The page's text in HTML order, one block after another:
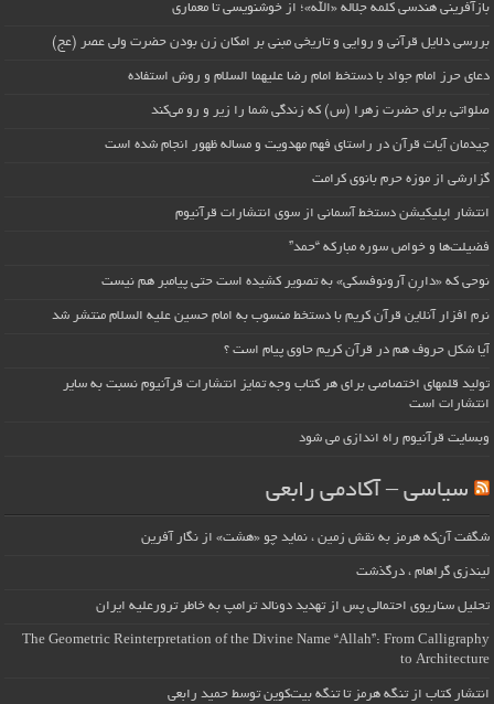
بازآفرینی هندسی کلمه جلاله «الله»؛ از خوشنویسی تا معماری
بررسی دلایل قرآنی و روایی و تاریخی مبنی بر امکان زن بودن حضرت ولی عصر (عج)
دعای حرز امام جواد با دستخط امام رضا علیهما السلام و روش استفاده
صلواتی برای حضرت زهرا (س) که زندگی شما را زیر و رو می‌کند
چیدمان آیات قرآن در راستای فهم مهدویت و مساله ظهور انجام شده است
گزارشی از موزه حرم بانوی کرامت
انتشار اپلیکیشن دستخط آسمانی از سوی انتشارات قرآنیوم
فضیلت‌ها و خواص سوره مبارکه “حمد”
نوحی که «دارِن آرونوفسکی» به تصویر کشیده است حتی پیامبر هم نیست
نرم افزار آنلاین قرآن کریم با دستخط منسوب به امام حسین علیه السلام منتشر شد
آیا شکل حروف هم در قرآن کریم حاوی پیام است ؟
تولید قلمهای اختصاصی برای هر کتاب وجه تمایز انتشارات قرآنیوم نسبت به سایر
انتشارات است
وبسایت قرآنیوم راه اندازی می شود
سیاسی – آکادمی رابعی
شگفت آن‌که هرمز به نقش زمین ، نماید چو «هشت» از نگار آفرین
لیندزی گراهام ، درگذشت
تحلیل سناریوی احتمالی پس از تهدید دونالد ترامپ به خاطر ترورعلیه ایران
The Geometric Reinterpretation of the Divine Name “Allah”: From Calligraphy
to Architecture
انتشار کتاب از تنگه هرمز تا تنگه بیت‌کوین توسط حمید رابعی